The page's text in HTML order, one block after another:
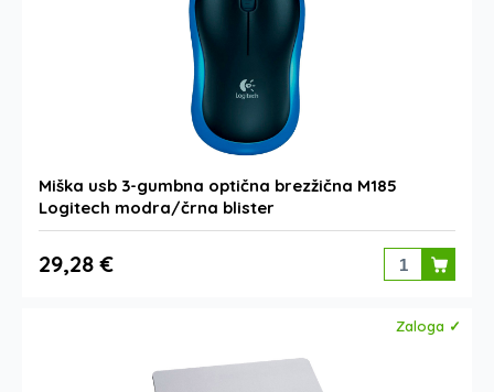
Miška usb 3-gumbna optična brezžična M185
Logitech modra/črna blister
29,28 €
Zaloga ✓